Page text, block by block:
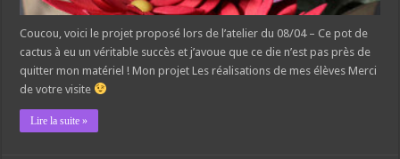
Coucou, voici le projet proposé lors de l’atelier du 08/04 – Ce pot de
cactus à eu un véritable succès et j’avoue que ce die n’est pas près de
quitter mon matériel ! Mon projet Les réalisations de mes élèves Merci
de votre visite
Lire la suite »